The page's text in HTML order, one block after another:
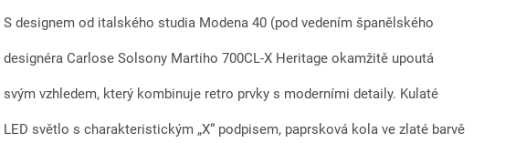
S designem od italského studia Modena 40 (pod vedením španělského
designéra Carlose Solsony Martiho 700CL-X Heritage okamžitě upoutá
svým vzhledem, který kombinuje retro prvky s moderními detaily. Kulaté
LED světlo s charakteristickým „X“ podpisem, paprsková kola ve zlaté barvě